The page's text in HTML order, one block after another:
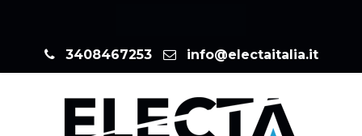
3408467253 info@electaitalia.it